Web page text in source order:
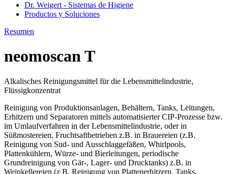
Dr. Weigert - Sistemas de Higiene
Productos y Soluciones
Resumen
neomoscan T
Alkalisches Reinigungsmittel für die Lebensmittelindustrie,
Flüssigkonzentrat
Reinigung von Produktionsanlagen, Behältern, Tanks, Leitungen,
Erhitzern und Separatoren mittels automatisierter CIP-Prozesse bzw.
im Umlaufverfahren in der Lebensmittelindustrie, oder in
Süßmostereien, Fruchtsaftbetrieben z.B. in Brauereien (z.B.
Reinigung von Sud- und Ausschlaggefäßen, Whirlpools,
Plattenkühlern, Würze- und Bierleitungen, periodische
Grundreinigung von Gär-, Lager- und Drucktanks) z.B. in
Weinkellereien (z.B. Reinigung von Plattenerhitzern, Tanks,